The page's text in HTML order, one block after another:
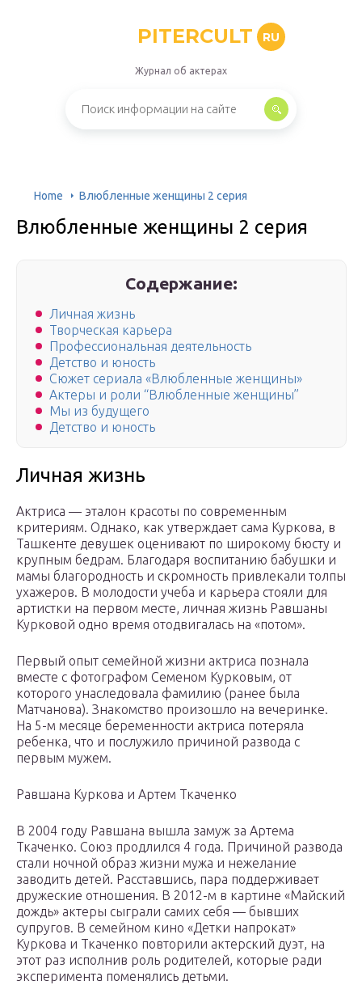
PITERCULT RU
Журнал об актерах
Home Влюбленные женщины 2 серия
Влюбленные женщины 2 серия
Содержание:
Личная жизнь
Творческая карьера
Профессиональная деятельность
Детство и юность
Сюжет сериала «Влюбленные женщины»
Актеры и роли “Влюбленные женщины”
Мы из будущего
Детство и юность
Личная жизнь
Актриса — эталон красоты по современным
критериям. Однако, как утверждает сама Куркова, в
Ташкенте девушек оценивают по широкому бюсту и
крупным бедрам. Благодаря воспитанию бабушки и
мамы благородность и скромность привлекали толпы
ухажеров. В молодости учеба и карьера стояли для
артистки на первом месте, личная жизнь Равшаны
Курковой одно время отодвигалась на «потом».
Первый опыт семейной жизни актриса познала
вместе с фотографом Семеном Курковым, от
которого унаследовала фамилию (ранее была
Матчанова). Знакомство произошло на вечеринке.
На 5-м месяце беременности актриса потеряла
ребенка, что и послужило причиной развода с
первым мужем.
Равшана Куркова и Артем Ткаченко
В 2004 году Равшана вышла замуж за Артема
Ткаченко. Союз продлился 4 года. Причиной развода
стали ночной образ жизни мужа и нежелание
заводить детей. Расставшись, пара поддерживает
дружеские отношения. В 2012-м в картине «Майский
дождь» актеры сыграли самих себя — бывших
супругов. В семейном кино «Детки напрокат»
Куркова и Ткаченко повторили актерский дуэт, на
этот раз исполнив роль родителей, которые ради
эксперимента поменялись детьми.